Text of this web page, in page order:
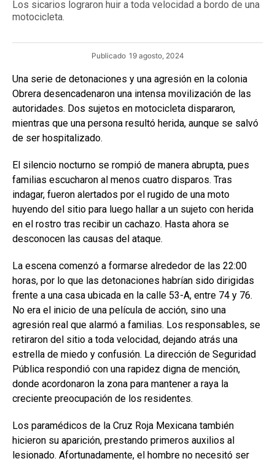
Los sicarios lograron huir a toda velocidad a bordo de una
motocicleta.
Publicado 19 agosto, 2024
Una serie de detonaciones y una agresión en la colonia
Obrera desencadenaron una intensa movilización de las
autoridades. Dos sujetos en motocicleta dispararon,
mientras que una persona resultó herida, aunque se salvó
de ser hospitalizado.
El silencio nocturno se rompió de manera abrupta, pues
familias escucharon al menos cuatro disparos. Tras
indagar, fueron alertados por el rugido de una moto
huyendo del sitio para luego hallar a un sujeto con herida
en el rostro tras recibir un cachazo. Hasta ahora se
desconocen las causas del ataque.
La escena comenzó a formarse alrededor de las 22:00
horas, por lo que las detonaciones habrían sido dirigidas
frente a una casa ubicada en la calle 53-A, entre 74 y 76.
No era el inicio de una película de acción, sino una
agresión real que alarmó a familias. Los responsables, se
retiraron del sitio a toda velocidad, dejando atrás una
estrella de miedo y confusión. La dirección de Seguridad
Pública respondió con una rapidez digna de mención,
donde acordonaron la zona para mantener a raya la
creciente preocupación de los residentes.
Los paramédicos de la Cruz Roja Mexicana también
hicieron su aparición, prestando primeros auxilios al
lesionado. Afortunadamente, el hombre no necesitó ser